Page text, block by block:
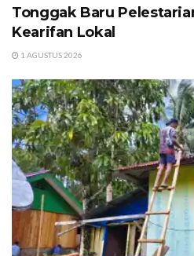
Tonggak Baru
Kearifan Lokal
1 AGUSTUS 2026